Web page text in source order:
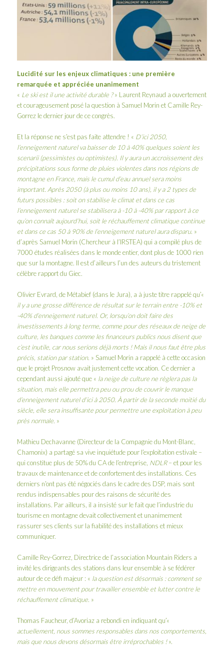
Lucidité sur les enjeux climatiques : une première
remarquée et appréciée unanimement
« Le ski est il une activité durable ?» Laurent Reynaud a ouvertement
et courageusement posé la question à Samuel Morin et Camille Rey-
Gorrez le dernier jour de ce congrès.
Et la réponse ne s’est pas faite attendre ! « D’ici 2050,
l’enneigement naturel va baisser de 10 à 40% quelques soient les
scenarii (pessimistes ou optimistes). Il y aura un accroissement des
précipitations sous forme de pluies violentes dans nos régions de
montagne en France, mais le cumul d’eau annuel sera moins
important. Après 2050 (à plus ou moins 10 ans), il y a 2 types de
futurs possibles : soit on stabilise le climat et dans ce cas
l’enneigement naturel se stabilisera à -10 à -40% par rapport à ce
qu’on connaît aujourd’hui, soit le réchauffement climatique continue
et dans ce cas 50 à 90% de l’enneigement naturel aura disparu. »
d’après Samuel Morin (Chercheur à l’IRSTEA) qui a compilé plus de
7000 études réalisées dans le monde entier, dont plus de 1000 rien
que sur la montagne. Il est d’ailleurs l’un des auteurs du tristement
célèbre rapport du Giec.
Olivier Evrard, de Métabief (dans le Jura), a à juste titre rappelé qu’«
il y a une grosse différence de résultat sur le terrain entre -10% et
-40% d’enneigement naturel. Or, lorsqu’on doit faire des
investissements à long terme, comme pour des réseaux de neige de
culture, les banques comme les financeurs publics nous disent que
c’est inutile, car nous serions déjà morts ! Mais il nous faut être plus
précis, station par station. » Samuel Morin a rappelé à cette occasion
que le projet Prosnowavait justement cette vocation. Ce dernier a
cependant aussi ajouté que « la neige de culture ne règlera pas la
situation, mais elle permettra peu ou prou de couvrir le manque
d’enneigement naturel d’ici à 2050. À partir de la seconde moitié du
siècle, elle sera insuffisante pour permettre une exploitation à peu
près normale. »
Mathieu Dechavanne (Directeur de la Compagnie du Mont-Blanc,
Chamonix) a partagé sa vive inquiétude pour l’exploitation estivale –
qui constitue plus de 50% du CA de l’entreprise, NDLR– et pour les
travaux de maintenance et de confortement des installations. Ces
derniers n’ont pas été négociés dans le cadre des DSP, mais sont
rendus indispensables pour des raisons de sécurité des
installations. Par ailleurs, il a insisté sur le fait que l’industrie du
tourisme en montagne devait collectivement et unanimement
rassurer ses clients sur la fiabilité des installations et mieux
communiquer.
Camille Rey-Gorrez, Directrice de l’association Mountain Riders a
invité les dirigeants des stations dans leur ensemble à se fédérer
autour de ce défi majeur : « la question est désormais : comment se
mettre en mouvement pour travailler ensemble et lutter contre le
réchauffement climatique. »
Thomas Faucheur, d’Avoriaz a rebondi en indiquant qu’«
actuellement, nous sommes responsables dans nos comportements,
mais que nous devons désormais être irréprochables !».